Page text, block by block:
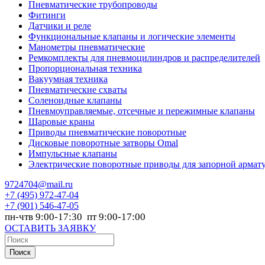
Пневматические трубопроводы
Фитинги
Датчики и реле
Функциональные клапаны и логические элементы
Манометры пневматические
Ремкомплекты для пневмоцилиндров и распределителей
Пропорциональная техника
Вакуумная техника
Пневматические схваты
Соленоидные клапаны
Пневмоуправляемые, отсечные и пережимные клапаны
Шаровые краны
Приводы пневматические поворотные
Дисковые поворотные затворы Omal
Импульсные клапаны
Электрические поворотные приводы для запорной
9724704@mail.ru
+7 (495) 972-47-04
+7 (901) 546-47-05
пн-чтв 9:00-17:30 пт 9:00-17:00
ОСТАВИТЬ ЗАЯВКУ
Поиск